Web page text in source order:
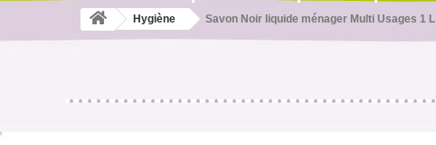
Hygiène Savon Noir liquide ménager Multi Usages 1 L